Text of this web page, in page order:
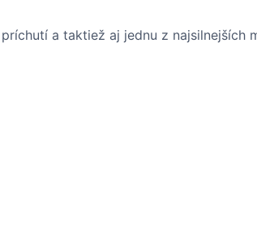
a taktiež aj jednu z najsilnejších